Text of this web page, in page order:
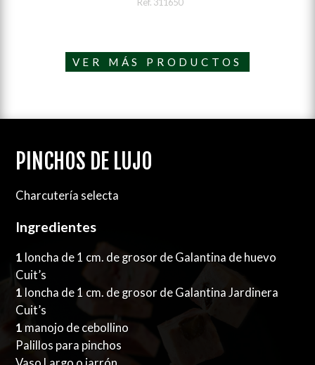
VER MÁS PRODUCTOS
PINCHOS DE LUJO
Charcutería selecta
Ingredientes
1 loncha de 1 cm. de grosor de Galantina de huevo
Cuit’s
1 loncha de 1 cm. de grosor de Galantina Jardinera
Cuit’s
1 manojo de cebollino
Palillos para pinchos